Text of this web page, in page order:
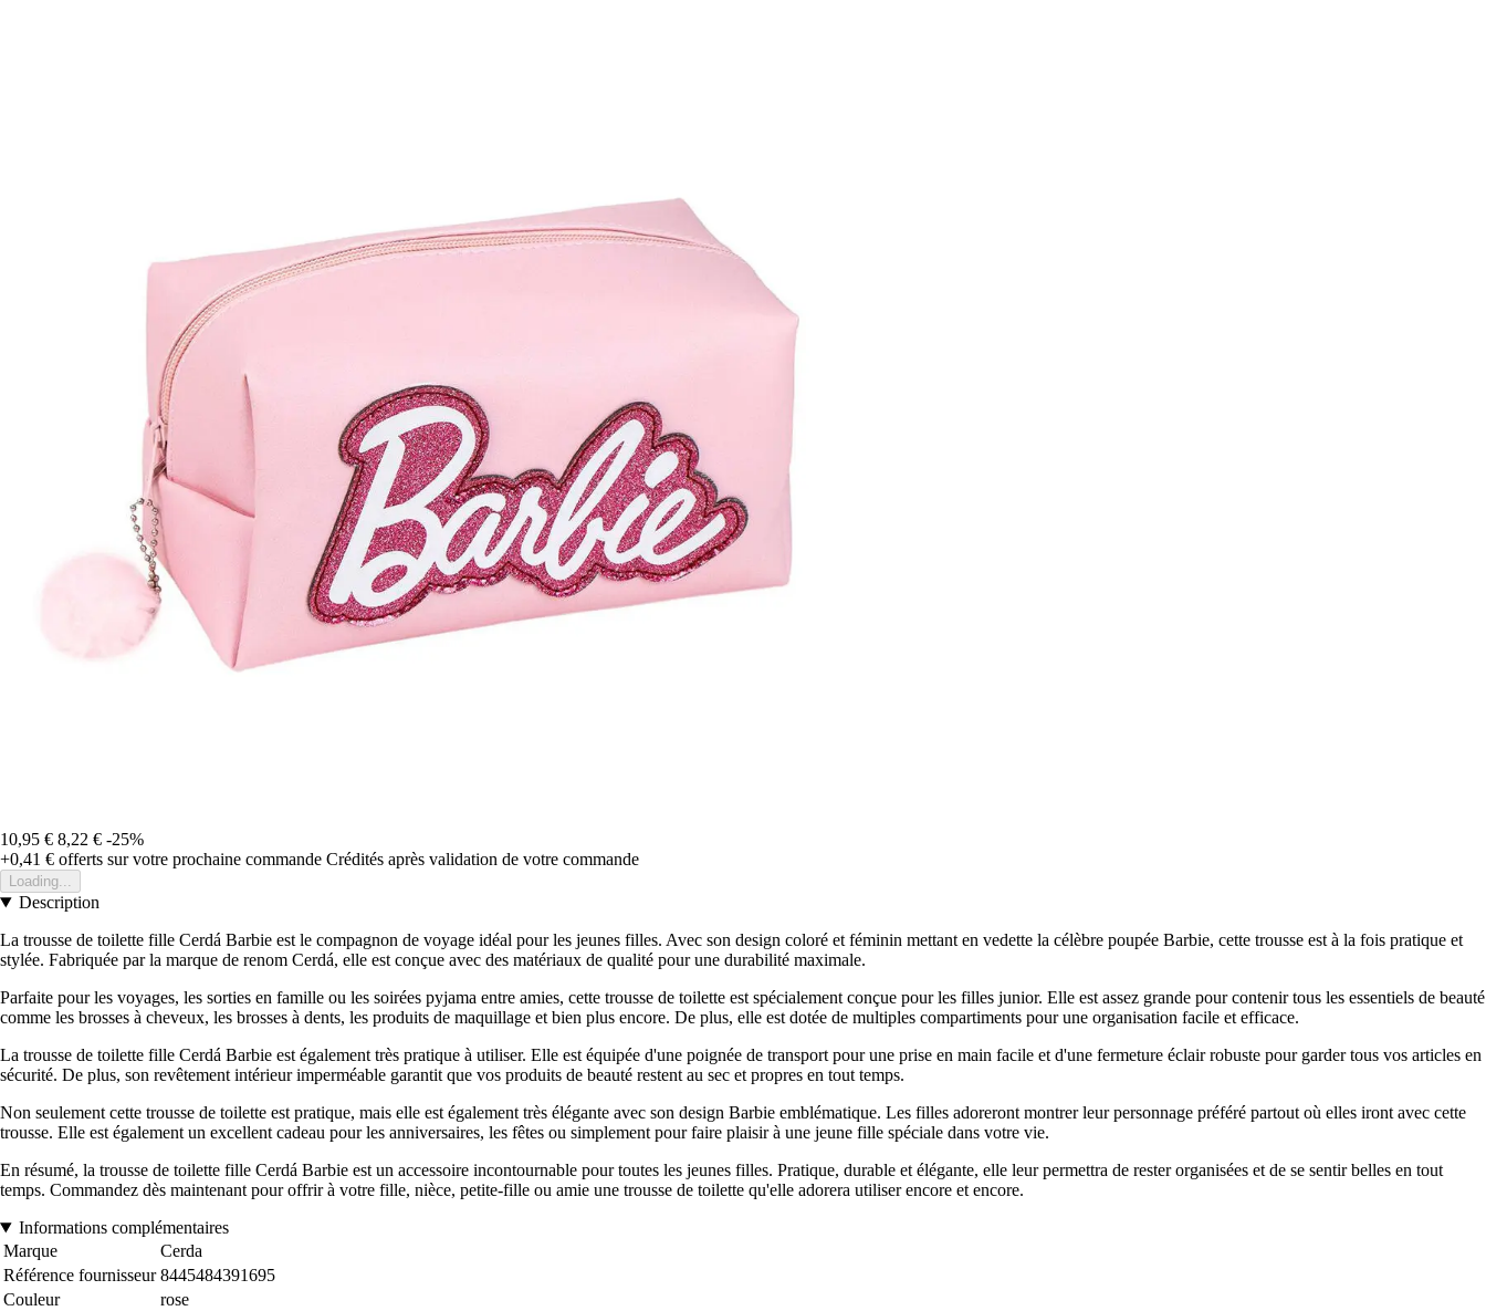
10,95 € 8,22 € -25%
+0,41 € offerts sur votre prochaine commande Crédités après validation de votre commande
Loading...
Description
La trousse de toilette fille Cerdá Barbie est le compagnon de voyage idéal pour les jeunes filles. Avec son design coloré et féminin mettant en vedette la célèbre poupée Barbie, cette trousse est à la fois pratique et
stylée. Fabriquée par la marque de renom Cerdá, elle est conçue avec des matériaux de qualité pour une durabilité maximale.
Parfaite pour les voyages, les sorties en famille ou les soirées pyjama entre amies, cette trousse de toilette est spécialement conçue pour les filles junior. Elle est assez grande pour contenir tous les essentiels de beauté
comme les brosses à cheveux, les brosses à dents, les produits de maquillage et bien plus encore. De plus, elle est dotée de multiples compartiments pour une organisation facile et efficace.
La trousse de toilette fille Cerdá Barbie est également très pratique à utiliser. Elle est équipée d'une poignée de transport pour une prise en main facile et d'une fermeture éclair robuste pour garder tous vos articles en
sécurité. De plus, son revêtement intérieur imperméable garantit que vos produits de beauté restent au sec et propres en tout temps.
Non seulement cette trousse de toilette est pratique, mais elle est également très élégante avec son design Barbie emblématique. Les filles adoreront montrer leur personnage préféré partout où elles iront avec cette
trousse. Elle est également un excellent cadeau pour les anniversaires, les fêtes ou simplement pour faire plaisir à une jeune fille spéciale dans votre vie.
En résumé, la trousse de toilette fille Cerdá Barbie est un accessoire incontournable pour toutes les jeunes filles. Pratique, durable et élégante, elle leur permettra de rester organisées et de se sentir belles en tout
temps. Commandez dès maintenant pour offrir à votre fille, nièce, petite-fille ou amie une trousse de toilette qu'elle adorera utiliser encore et encore.
Informations complémentaires
Marque
Cerda
Référence fournisseur 8445484391695
Couleur
rose